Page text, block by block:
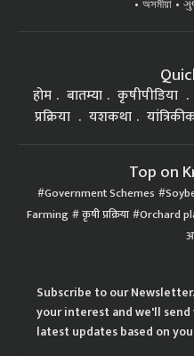
অসমীয়া
होम बातम्या कृषीपीडिया
प्रक्रिया
यशकथा
Top on
Government Schemes
Farming कृषी प्रक्रिया Orchard
Subscribe to our
your interest and we'll send
latest updates based on